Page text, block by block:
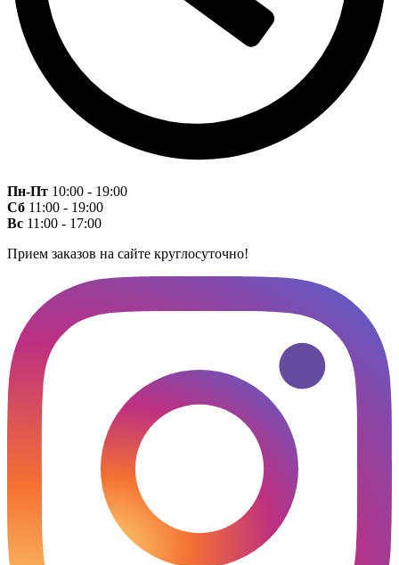
Пн-Пт 10:00 - 19:00
Сб 11:00 - 19:00
Вс 11:00 - 17:00
Прием заказов на сайте круглосуточно!